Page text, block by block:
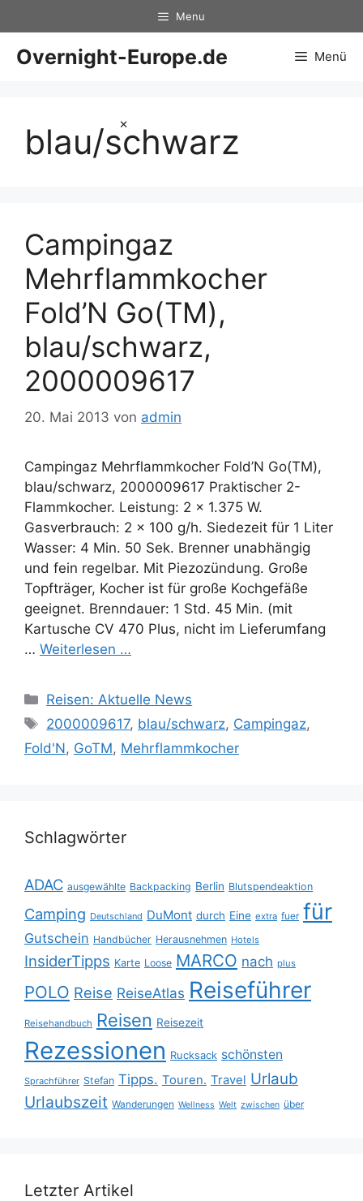
×
Inhalt
springen
Menu
Overnight-Europe.de Menü
blau/schwarz
Campingaz
Mehrflammkocher
Fold’N Go(TM),
blau/schwarz,
2000009617
20. Mai 2013 von admin
Campingaz Mehrflammkocher Fold’N Go(TM),
blau/schwarz, 2000009617 Praktischer 2-
Flammkocher. Leistung: 2 x 1.375 W.
Gasverbrauch: 2 x 100 g/h. Siedezeit für 1 Liter
Wasser: 4 Min. 50 Sek. Brenner unabhängig
und fein regelbar. Mit Piezozündung. Große
Topfträger, Kocher ist für große Kochgefäße
geeignet. Brenndauer: 1 Std. 45 Min. (mit
Kartusche CV 470 Plus, nicht im Lieferumfang
… Weiterlesen …
Kategorien
Reisen: Aktuelle News
Schlagwörter
2000009617, blau/schwarz, Campingaz,
Fold'N, GoTM, Mehrflammkocher
Schlagwörter
ADAC ausgewählte Backpacking Berlin Blutspendeaktion
Camping Deutschland DuMont durch Eine extra fuer für
Gutschein Handbücher Herausnehmen Hotels
InsiderTipps Karte Loose MARCO nach plus
POLO Reise ReiseAtlas Reiseführer
Reisehandbuch Reisen Reisezeit
Rezessionen Rucksack schönsten
Sprachführer Stefan Tipps. Touren. Travel Urlaub
Urlaubszeit Wanderungen Wellness Welt zwischen über
Letzter Artikel